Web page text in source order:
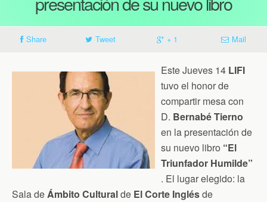
Share Tweet + 1 Mail
Este Jueves 14 LIFI
tuvo el honor de
compartir mesa con
D. Bernabé Tierno
en la presentación de
su nuevo libro “El
Triunfador Humilde”
. El lugar elegido: la
Sala deÁmbito Culturalde El Corte Inglésde